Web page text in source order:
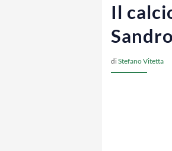
Il
Sandro
diStefano Vitetta